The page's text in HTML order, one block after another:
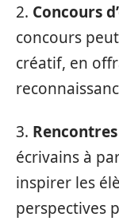
2. Concours
concours
créatif, en
3.
écrivains à
inspirer les
perspectives